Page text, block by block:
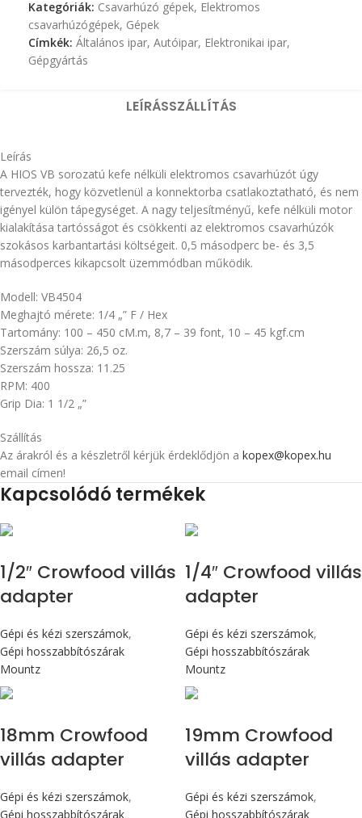
Kategóriák: Csavarhúzó gépek, Elektromos
csavarhúzógépek, Gépek
Címkék: Általános ipar, Autóipar, Elektronikai ipar,
Gépgyártás
LEÍRÁSSZÁLLÍTÁS
Leírás
A HIOS VB sorozatú kefe nélküli elektromos csavarhúzót úgy
tervezték, hogy közvetlenül a konnektorba csatlakoztatható, és nem
igényel külön tápegységet. A nagy teljesítményű, kefe nélküli motor
kialakítása tartósságot és csökkenti az elektromos csavarhúzók
szokásos karbantartási költségeit. 0,5 másodperc be- és 3,5
másodperces kikapcsolt üzemmódban működik.
Modell: VB4504
Meghajtó mérete: 1/4 „” F / Hex
Tartomány: 100 – 450 cM.m, 8,7 – 39 font, 10 – 45 kgf.cm
Szerszám súlya: 26,5 oz.
Szerszám hossza: 11.25
RPM: 400
Grip Dia: 1 1/2 „”
Szállítás
Az árakról és a készletről kérjük érdeklődjön a kopex@kopex.hu
email címen!
Kapcsolódó termékek
1/2″ Crowfood villás
adapter
Gépi és kézi szerszámok,
Gépi hosszabbítószárak
Mountz
1/4″ Crowfood villás
adapter
Gépi és kézi szerszámok,
Gépi hosszabbítószárak
Mountz
18mm Crowfood
villás adapter
Gépi és kézi szerszámok,
Gépi hosszabbítószárak
19mm Crowfood
villás adapter
Gépi és kézi szerszámok,
Gépi hosszabbítószárak